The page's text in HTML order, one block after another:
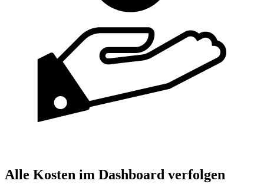
Alle Kosten im Dashboard verfolgen